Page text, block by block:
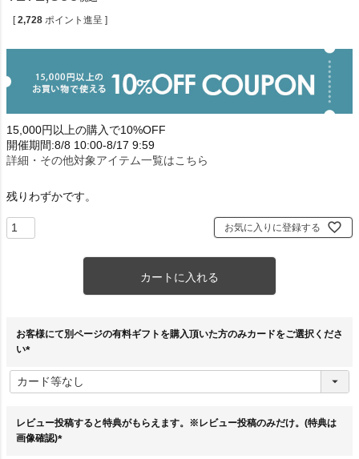
[ 2,728 ポイント進呈 ]
15,000円以上の購入で10%OFF
開催期間:8/8 10:00-8/17 9:59
詳細・その他対象アイテム一覧はこちら
残りわずかです。
お気に入りに登録する
カートに入れる
お客様にて別ページの有料ギフトを購入頂いた方のみカードをご選択くださ
い
必
須
レビュー投稿すると特典がもらえます。※レビュー投稿のみだけ。(特典は
画像確認)